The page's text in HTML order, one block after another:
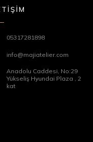
05317281898
info@majiatelier.com
Anadolu Caddesi, No:29
Yükseliş Hyundai Plaza , 2
kat